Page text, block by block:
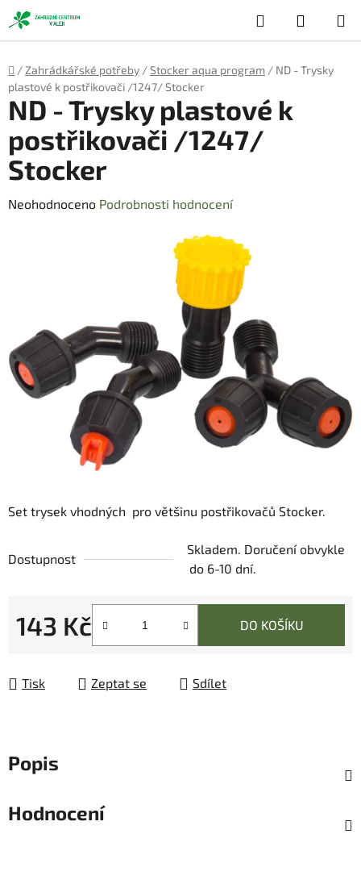
Přejít
na
obsah
Hledat
KOŠÍK
Domů
/ Zahrádkářské potřeby /Stocker aqua program / ND - Trysky
plastové k postřikovači /1247/ Stocker
Set trysek vhodných pro většinu postřikovačů Stocker.
Dostupnost
Skladem. Doručení obvykle
do 6-10 dní.
143 Kč DO KOŠÍKU
Tisk Zeptat se Sdílet
ND - Trysky plastové k
postřikovači /1247/
Stocker
Průměrné
hvězdiček.
Neohodnoceno Podrobnosti hodnocení
Popis
Hodnocení